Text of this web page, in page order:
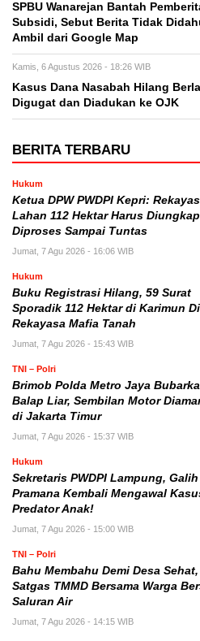
SPBU Wanarejan Bantah
Subsidi, Sebut Berita Tidak
Ambil dari Google Map
Kamis, 6 Agustus 2026 - 18:26 WIB
Kasus Dana Nasabah Hilang
Digugat dan Diadukan ke OJK
BERITA TERBARU
Hukum
Ketua DPW PWDPI Kepri:
Lahan 112 Hektar Harus
Diproses Sampai Tuntas
Jumat, 7 Agu 2026 - 16:06 WIB
Hukum
Buku Registrasi Hilang, 59 Surat
Sporadik 112 Hektar di Karimun
Rekayasa Mafia Tanah
Jumat, 7 Agu 2026 - 15:43 WIB
TNI – Polri
Brimob Polda Metro Jaya
Balap Liar, Sembilan Motor
di Jakarta Timur
Jumat, 7 Agu 2026 - 15:37 WIB
Hukum
Sekretaris PWDPI Lampung, Galih
Pramana Kembali Mengawal
Predator Anak!
Jumat, 7 Agu 2026 - 15:00 WIB
TNI – Polri
Bahu Membahu Demi Desa Sehat,
Satgas TMMD Bersama Warga
Saluran Air
Jumat, 7 Agu 2026 - 14:15 WIB